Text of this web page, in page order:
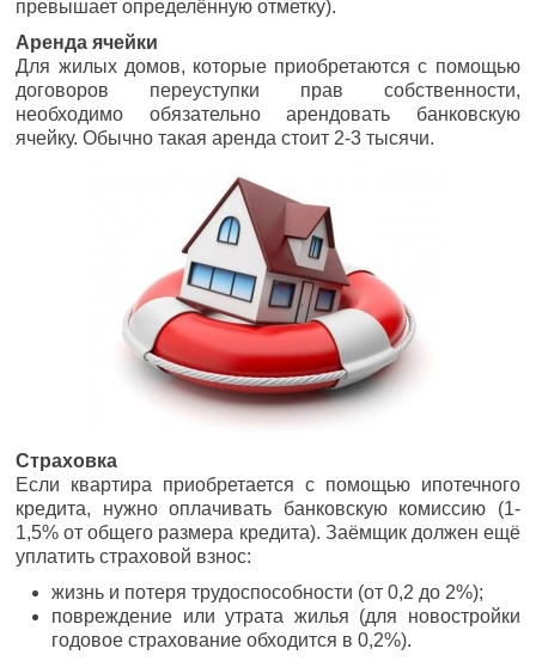
превышает определённую отметку).
Аренда ячейки
Для жилых домов, которые приобретаются с помощью
договоров переуступки прав собственности,
необходимо обязательно арендовать банковскую
ячейку. Обычно такая аренда стоит 2-3 тысячи.
Страховка
Если квартира приобретается с помощью ипотечного
кредита, нужно оплачивать банковскую комиссию (1-
1,5% от общего размера кредита). Заёмщик должен ещё
уплатить страховой взнос:
жизнь и потеря трудоспособности (от 0,2 до 2%);
повреждение или утрата жилья (для новостройки
годовое страхование обходится в 0,2%).